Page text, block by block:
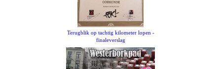
Terugblik op tachtig kilometer lopen -
finaleverslag